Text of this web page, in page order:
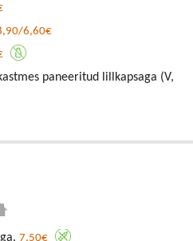
6,60€
paneeritud lillkapsaga (V,
7,50€